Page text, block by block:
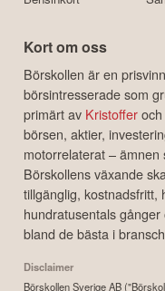
Kort om oss
Börskollen är en
börsintresserade som
primärt av Kristofferoch
börsen, aktier,
motorrelaterat –
Börskollens växande
tillgänglig,
hundratusentals
bland de bästa i
Disclaimer
Börskollen Sverige AB